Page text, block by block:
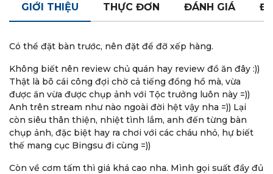
GIỚI THIỆU THỰC ĐƠN ĐÁNH GIÁ
Có thể đặt bàn trước, nên đặt để đỡ xếp hàng.
Không biết nên review chủ quán hay review đồ ăn đây :))
Thật là bõ cái công đợi chờ cả tiếng đồng hồ mà, vừa
được ăn vừa được chụp ảnh với Tộc trưởng luôn này =))
Anh trên stream như nào ngoài đời hệt vậy nha =)) Lại
còn siêu thân thiện, nhiệt tình lắm, anh đến từng bàn
chụp ảnh, đặc biệt hay ra chơi với các cháu nhỏ, hự biết
thế mang cục Bingsu đi cùng =))
Còn về cơm tấm thì giá khá cao nha. Mình gọi suất đầy đủ
linh nguyễn
Đồ ăn vẫn ngon nhưng khẩu phần ít đi đó ạ. Có quá
đáng lắm ko khi đĩa cơm 99k mà tóp mỡ bé xíu lun ý
biển vẫn ngon lắm ạ